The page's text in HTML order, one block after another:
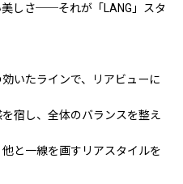
しさ──それが「LANG」スタ
いたラインで、リアビューに
宿し、全体のバランスを整え
と一線を画すリアスタイルを